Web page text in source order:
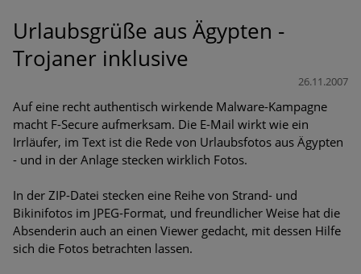
Identitätsdiebstahl
Exponentiell wachsende Risiken, eine immer
unübersichtlichere Cyber-Bedrohungslage – was CISOs jetzt
Digitale Assets aller Arten im Fokus der aktuellen Cyber-
Bedrohungen
Unternehmen dürfen Bedrohungspotential nicht
unterschätzen
Weiterentwicklung der HTTP-basierten Cyberangriffe lässt
Urlaubsgrüße aus Ägypten -
Trojaner inklusive
26.11.2007
Auf eine recht authentisch wirkende Malware-Kampagne
macht F-Secure aufmerksam. Die E-Mail wirkt wie ein
Irrläufer, im Text ist die Rede von Urlaubsfotos aus Ägypten
- und in der Anlage stecken wirklich Fotos.
In der ZIP-Datei stecken eine Reihe von Strand- und
Bikinifotos im JPEG-Format, und freundlicher Weise hat die
Absenderin auch an einen Viewer gedacht, mit dessen Hilfe
sich die Fotos betrachten lassen.